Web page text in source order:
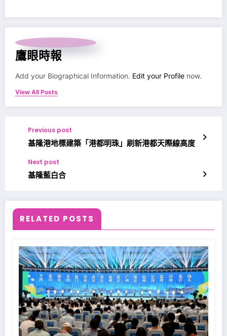
鷹眼時報
Add your Biographical Information. Edit your Profile now.
View All Posts
Previous post
基隆港地標建築「港都明珠」刷新港都天際線高度
Next post
基隆藍白合
RELATED POSTS